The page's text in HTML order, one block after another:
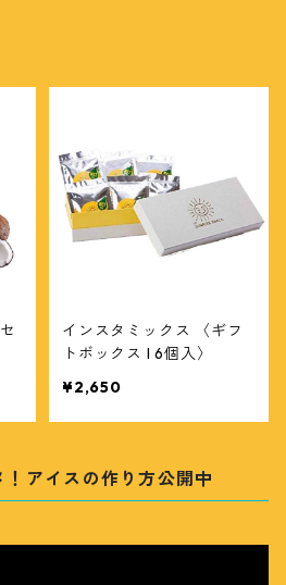
インスタミックス 〈ギフ
トボックス l 6個入〉
¥2,650
！アイスの作り方公開中